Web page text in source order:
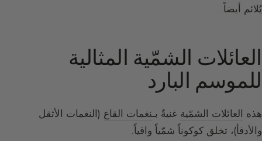
يُلائم أيضاً.
العائلات الشمّية المثالية
للموسم البارد
هذه العائلات الشمّية غنيةٌ بـنغمات القاع (النغمات الأثقل
والأدفأ)، تخلق كوكوناً شمّياً واقياً.